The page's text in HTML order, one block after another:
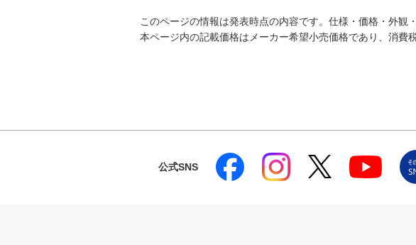
このページの情報は発表時点の内容です。仕様・価格・外観
本ページ内の記載価格はメーカー希望小売価格であり、消費
公式SNS